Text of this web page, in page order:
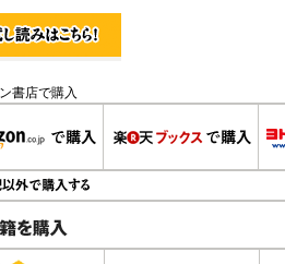
書店で購入
購入